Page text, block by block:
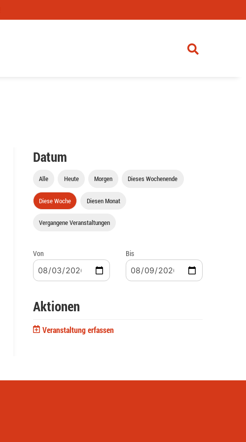
Datum
Alle Heute Morgen Dieses Wochenende
Diese Woche Diesen Monat
Vergangene Veranstaltungen
Von Bis
Aktionen
Veranstaltung erfassen